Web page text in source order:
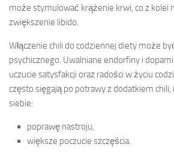
może stymulować krążenie krwi, co z kolei
zwiększenie libido.
Włączenie chili do codziennej diety może
psychicznego. Uwalniane endorfiny i
uczucie satysfakcji oraz radości w życiu
często sięgają po potrawy z dodatkiem
siebie:
poprawę nastroju,
większe poczucie szczęścia.